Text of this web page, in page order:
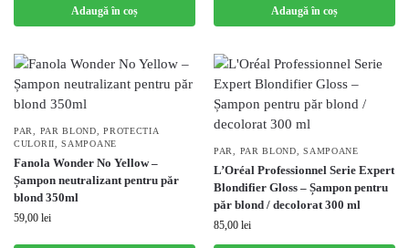
Adaugă în coș Adaugă în coș
PAR PAR BLOND ,PROTECTIA
CULORII ,SAMPOANE
Fanola Wonder No Yellow –
Șampon neutralizant pentru păr
blond 350ml
59,00 lei
PAR PAR BLOND ,SAMPOANE
L’Oréal Professionnel Serie Expert
Blondifier Gloss – Șampon pentru
păr blond / decolorat 300 ml
85,00 lei